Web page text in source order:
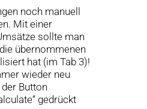
noch manuell
Mit einer
sollte man
übernommenen
hat (im Tab 3)!
wieder neu
Button
gedrückt